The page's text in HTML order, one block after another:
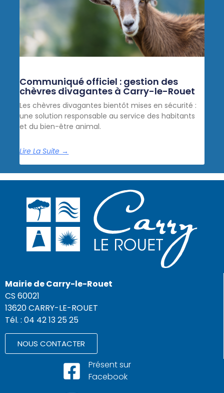
Communiqué officiel : gestion des
chèvres divagantes à Carry-le-Rouet
Les chèvres divagantes bientôt mises en sécurité :
une solution responsable au service des habitants
et du bien-être animal.
Lire La Suite →
Mairie de Carry-le-Rouet
CS 60021
13620 CARRY-LE-ROUET
Tél. : 04 42 13 25 25
NOUS CONTACTER
Présent sur
Facebook